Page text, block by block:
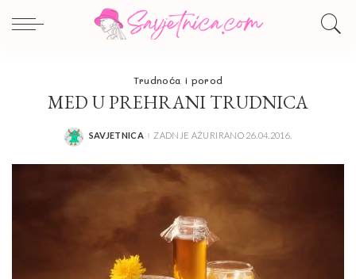
Trudnoća i porod
MED U PREHRANI TRUDNICA
POSTED
SAVJETNICA ZADNJE AŽURIRANO 26.04.2016.